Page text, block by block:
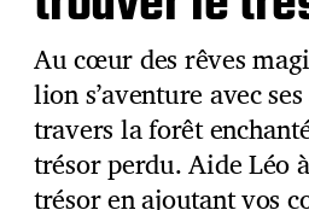
Au cœur des rêves
lion s’aventure avec
travers la forêt
trésor perdu. Aide Léo
trésor en ajoutant vos